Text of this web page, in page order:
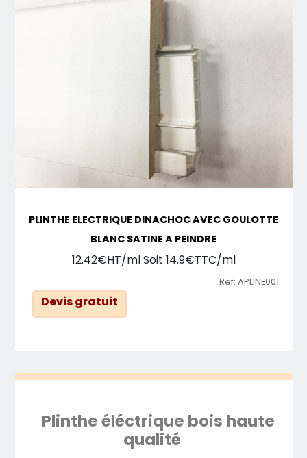
PLINTHE ELECTRIQUE DINACHOC AVEC GOULOTTE
BLANC SATINE A PEINDRE
12.42€HT/ml Soit 14.9€TTC/ml
Ref: APLINE001
Devis gratuit
Plinthe éléctrique bois haute
qualité